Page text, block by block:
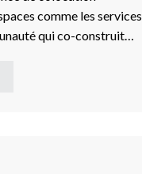
comme les services
qui co-construit…